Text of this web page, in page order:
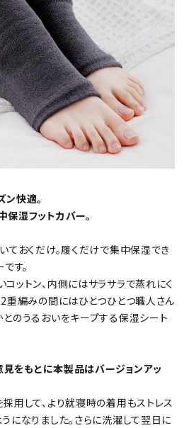
快適。
湿フットカバー。
ておくだけ。履くだけで集中保湿でき
す。
ットン、内側にはサラサラで蒸れにく
重編みの間にはひとつひとつ職人さん
のうるおいをキープする保湿シート
をもとに本製品はバージョンアッ
用して、より就寝時の着用もストレス
になりました。さらに洗濯して翌日に